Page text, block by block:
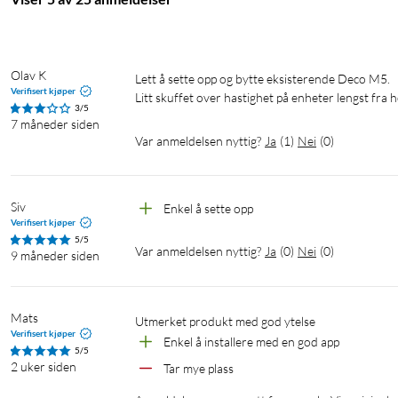
TP-Link HomeShield tilbyr avansert beskyttelse på nettverket
Rask installasjon og stemmestyring
Installasjonen gjøres enkelt med Deco-appen på Android eller
enheter, håndtere gjestenettverk og koble opp systemet mot
Spesifikasjoner
Standarder: Wi-Fi 7 (802.11be) dual band
Hastighet: 2 882 Mbps (5 GHz), 688 Mbps (2,4 GHz) via 4-
2,5 Gbps-porter: 2 x WAN/LAN per enhet (auto-sensing)
Dekning: Inntil 600 m² (3-pakning)
Maks antall enheter: >150
Sikkerhet: WPA3, HomeShield (brannmur, IoT-beskyttelse,
Olav K
Verifisert kjøper
3/5
7 måneder siden
Lett å sette opp og bytte eksisterende Deco M5.
Litt skuffet over hastighet på enheter lengst fra
Var anmeldelsen nyttig? Ja (1) Nei (0)
Siv
Verifisert kjøper
5/5
9 måneder siden
Enkel å sette opp
Var anmeldelsen nyttig? Ja (0) Nei (0)
Mats
Verifisert kjøper
5/5
2 uker siden
Utmerket produkt med god ytelse
Enkel å installere med en god app
Tar mye plass